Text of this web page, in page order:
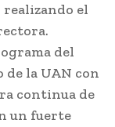
realizando el
del
la UAN con
continua de
un fuerte